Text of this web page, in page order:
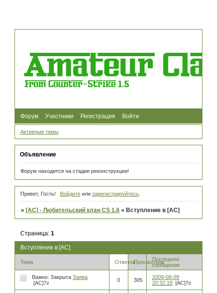
Форум Участники Регистрация Войти
Активные темы
Объявление
Форум находится на стадии реконструкции!
Привет, Гость! Войдитеили зарегистрируйтесь.
» [AC] - Любительский клан CS 1.6 » Вступление в [AC]
Вступление в [AC]
Страница:1
Тема ОтветовПросмотровПоследнее
сообщение
Важно: ЗакрытаЗаява
[AC]7z
0 305
2009-08-09
20:32:18 [AC]7z